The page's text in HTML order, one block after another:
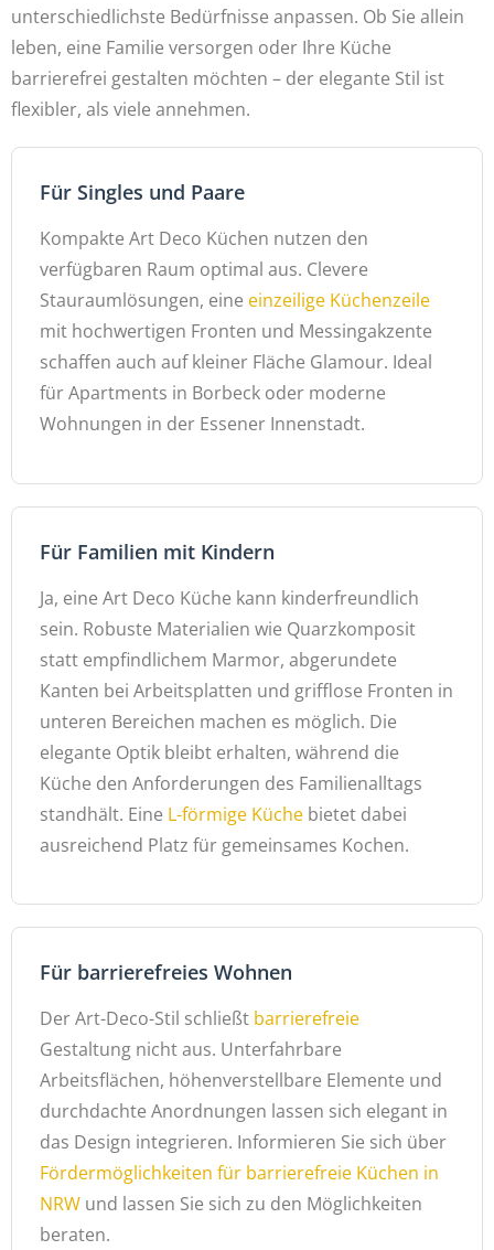
unterschiedlichste Bedürfnisse anpassen. Ob Sie allein
leben, eine Familie versorgen oder Ihre Küche
barrierefrei gestalten möchten – der elegante Stil ist
flexibler, als viele annehmen.
Für Singles und Paare
Kompakte Art Deco Küchen nutzen den
verfügbaren Raum optimal aus. Clevere
Stauraumlösungen, eine einzeilige Küchenzeile
mit hochwertigen Fronten und Messingakzente
schaffen auch auf kleiner Fläche Glamour. Ideal
für Apartments in Borbeck oder moderne
Wohnungen in der Essener Innenstadt.
Für Familien mit Kindern
Ja, eine Art Deco Küche kann kinderfreundlich
sein. Robuste Materialien wie Quarzkomposit
statt empfindlichem Marmor, abgerundete
Kanten bei Arbeitsplatten und grifflose Fronten in
unteren Bereichen machen es möglich. Die
elegante Optik bleibt erhalten, während die
Küche den Anforderungen des Familienalltags
standhält. Eine L-förmige Küche bietet dabei
ausreichend Platz für gemeinsames Kochen.
Für barrierefreies Wohnen
Der Art-Deco-Stil schließt barrierefreie
Gestaltung nicht aus. Unterfahrbare
Arbeitsflächen, höhenverstellbare Elemente und
durchdachte Anordnungen lassen sich elegant in
das Design integrieren. Informieren Sie sich über
Fördermöglichkeiten für barrierefreie Küchen in
NRW und lassen Sie sich zu den Möglichkeiten
beraten.